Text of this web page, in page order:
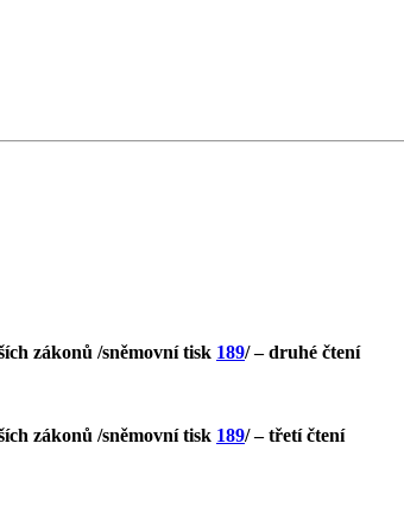
zákonů /sněmovní tisk 189/ – druhé čtení
zákonů /sněmovní tisk 189/ – třetí čtení